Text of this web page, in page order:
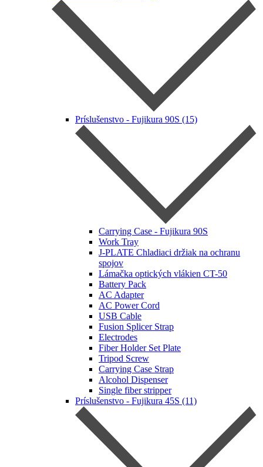
Príslušenstvo - Fujikura 90S (15)
Carrying Case - Fujikura 90S
Work Tray
J-PLATE Chladiaci držiak na ochranu
spojov
Lámačka optických vlákien CT-50
Battery Pack
AC Adapter
AC Power Cord
USB Cable
Fusion Splicer Strap
Electrodes
Fiber Holder Set Plate
Tripod Screw
Carrying Case Strap
Alcohol Dispenser
Single fiber stripper
Príslušenstvo - Fujikura 45S (11)